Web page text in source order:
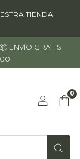
TIENDA
ENVÍO GRATIS
0